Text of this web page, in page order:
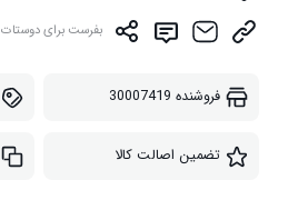
بفرست برای دوستات
فروشنده 30007419
تضمین اصالت کالا